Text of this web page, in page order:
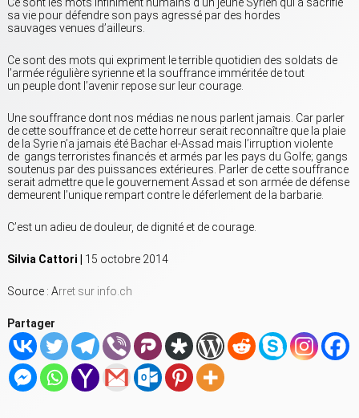
sa vie pour défendre son pays agressé par des hordes
sauvages venues d’ailleurs.
Ce sont des mots qui expriment le terrible quotidien des soldats de
l’armée régulière syrienne et la souffrance imméritée de tout
un peuple dont l’avenir repose sur leur courage.
Une souffrance dont nos médias ne nous parlent jamais. Car parler
de cette souffrance et de cette horreur serait reconnaître que la plaie
de la Syrie n’a jamais été Bachar el-Assad mais l’irruption violente
de gangs terroristes financés et armés par les pays du Golfe; gangs
soutenus par des puissances extérieures. Parler de cette souffrance
serait admettre que le gouvernement Assad et son armée de défense
demeurent l’unique rempart contre le déferlement de la barbarie.
C’est un adieu de douleur, de dignité et de courage.
Silvia Cattori | 15 octobre 2014
Source : Arret sur info.ch
Partager